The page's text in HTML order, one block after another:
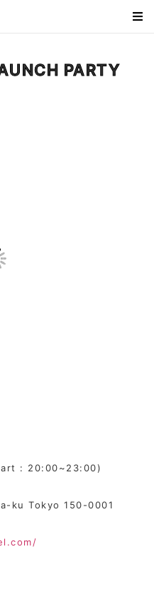
PARTY
: 20:00~23:00)
ku Tokyo 150-0001